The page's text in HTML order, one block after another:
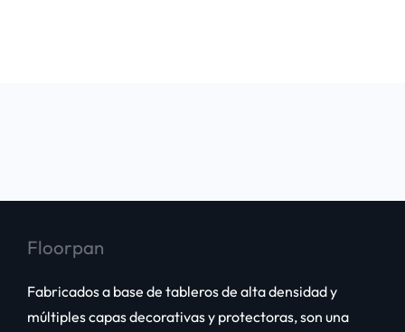
Floorpan
Fabricados a base de tableros de alta densidad y
múltiples capas decorativas y protectoras, son una